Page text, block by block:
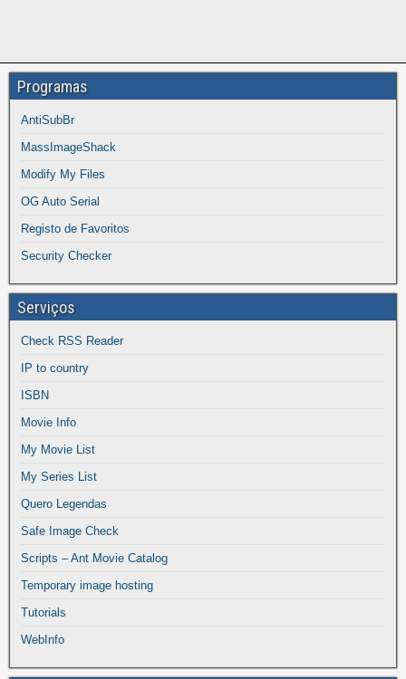
Programas
AntiSubBr
MassImageShack
Modify My Files
OG Auto Serial
Registo de Favoritos
Security Checker
Serviços
Check RSS Reader
IP to country
ISBN
Movie Info
My Movie List
My Series List
Quero Legendas
Safe Image Check
Scripts – Ant Movie Catalog
Temporary image hosting
Tutorials
WebInfo